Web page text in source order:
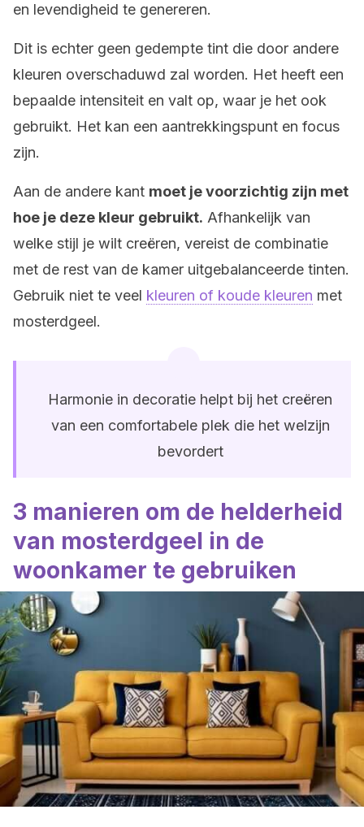
en levendigheid te genereren.
Dit is echter geen gedempte tint die door andere
kleuren overschaduwd zal worden. Het heeft een
bepaalde intensiteit en valt op, waar je het ook
gebruikt. Het kan een aantrekkingspunt en focus
zijn.
Aan de andere kant moet je voorzichtig zijn met
hoe je deze kleur gebruikt. Afhankelijk van
welke stijl je wilt creëren, vereist de combinatie
met de rest van de kamer uitgebalanceerde tinten.
Gebruik niet te veel kleuren of koude kleuren met
mosterdgeel.
Harmonie in decoratie helpt bij het creëren
van een comfortabele plek die het welzijn
bevordert
3 manieren om de helderheid
van mosterdgeel in de
woonkamer te gebruiken